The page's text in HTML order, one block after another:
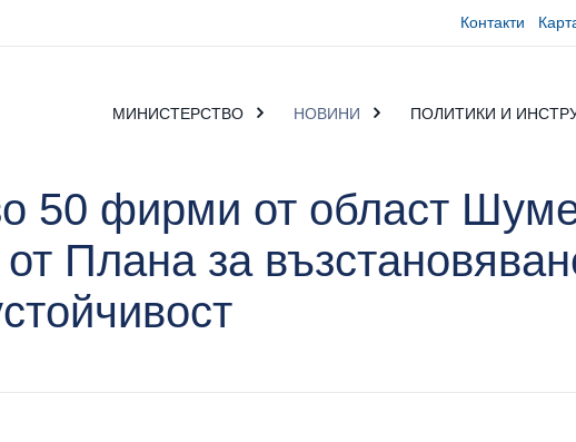
Контакти
МИНИСТЕРСТВО НОВИНИ ПОЛИТИКИ И
50 фирми от област
Плана за